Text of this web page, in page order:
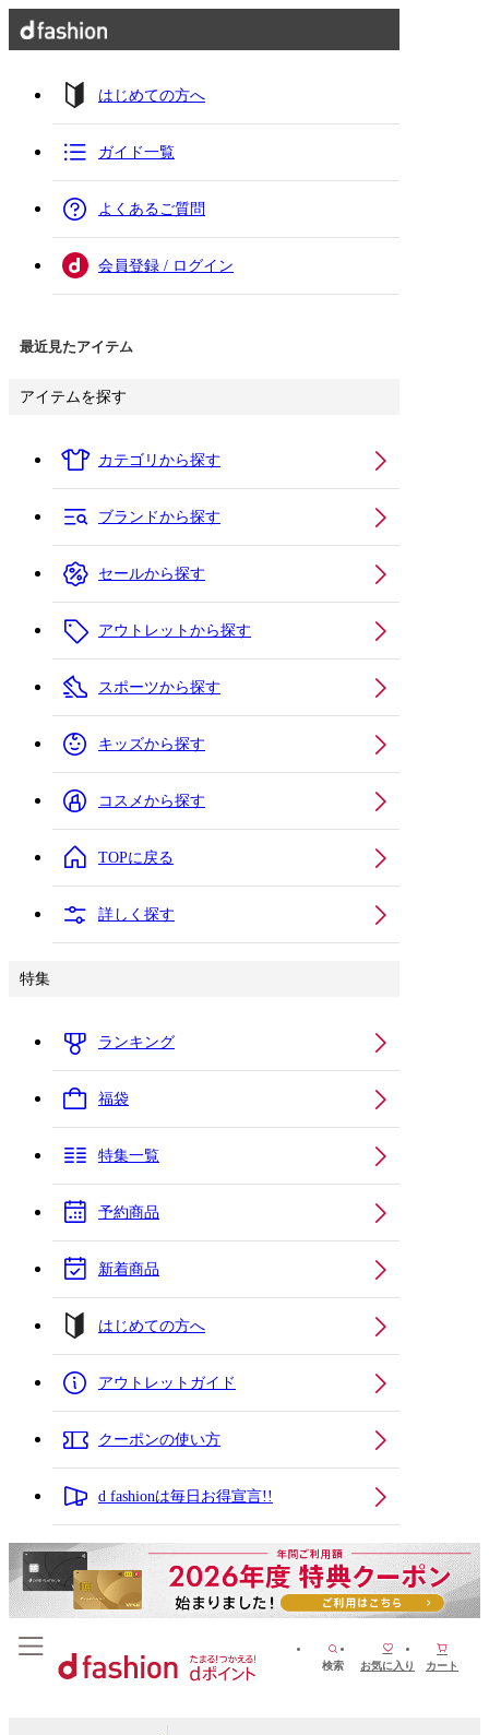
はじめての方へ
ガイド一覧
よくあるご質問
会員登録 / ログイン
最近見たアイテム
アイテムを探す
カテゴリから探す
ブランドから探す
セールから探す
アウトレットから探す
スポーツから探す
キッズから探す
コスメから探す
TOPに戻る
詳しく探す
特集
ランキング
福袋
特集一覧
予約商品
新着商品
はじめての方へ
アウトレットガイド
クーポンの使い方
d fashionは毎日お得宣言!!
検索 お気に入り カート